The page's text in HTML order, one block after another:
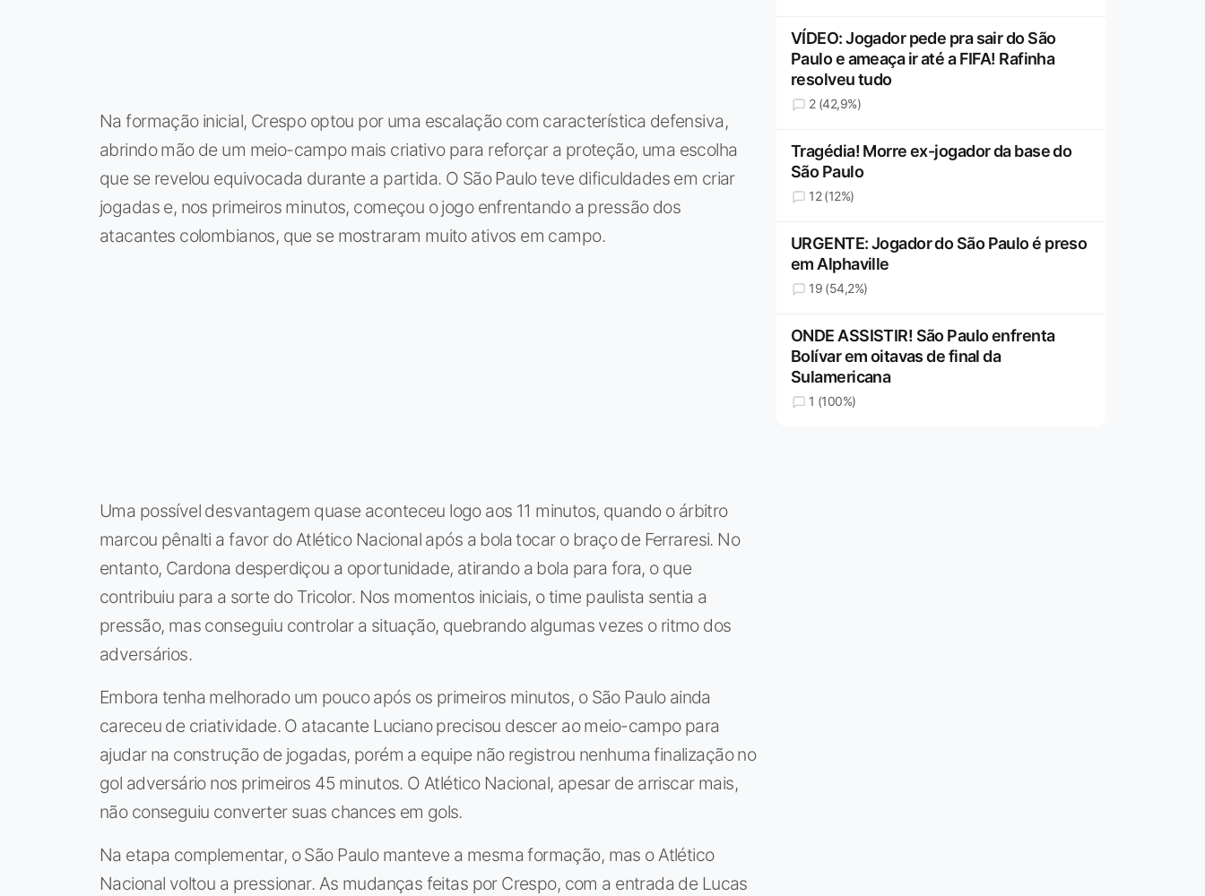
Na formação inicial, Crespo optou por uma escalação com característica defensiva,
abrindo mão de um meio-campo mais criativo para reforçar a proteção, uma escolha
que se revelou equivocada durante a partida. O São Paulo teve dificuldades em criar
jogadas e, nos primeiros minutos, começou o jogo enfrentando a pressão dos
atacantes colombianos, que se mostraram muito ativos em campo.
Uma possível desvantagem quase aconteceu logo aos 11 minutos, quando o árbitro
marcou pênalti a favor do Atlético Nacional após a bola tocar o braço de Ferraresi. No
entanto, Cardona desperdiçou a oportunidade, atirando a bola para fora, o que
contribuiu para a sorte do Tricolor. Nos momentos iniciais, o time paulista sentia a
pressão, mas conseguiu controlar a situação, quebrando algumas vezes o ritmo dos
adversários.
Embora tenha melhorado um pouco após os primeiros minutos, o São Paulo ainda
careceu de criatividade. O atacante Luciano precisou descer ao meio-campo para
ajudar na construção de jogadas, porém a equipe não registrou nenhuma finalização no
gol adversário nos primeiros 45 minutos. O Atlético Nacional, apesar de arriscar mais,
não conseguiu converter suas chances em gols.
Na etapa complementar, o São Paulo manteve a mesma formação, mas o Atlético
Nacional voltou a pressionar. As mudanças feitas por Crespo, com a entrada de Lucas
VÍDEO: Jogador pede pra sair do São
Paulo e ameaça ir até a FIFA! Rafinha
resolveu tudo
2 (42,9%)
Tragédia! Morre ex-jogador da base do
São Paulo
12 (12%)
URGENTE: Jogador do São Paulo é preso
em Alphaville
19 (54,2%)
ONDE ASSISTIR! São Paulo enfrenta
Bolívar em oitavas de final da
Sulamericana
1 (100%)